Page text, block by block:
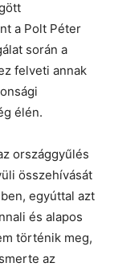
a Polt Péter
során a
felveti annak
élén.
országgyűlés
összehívását
egyúttal azt
és alapos
történik meg,
az